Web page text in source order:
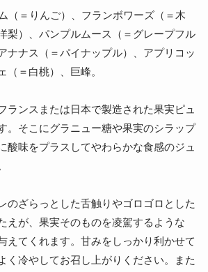
（＝りんご）、フランボワーズ（＝木
梨）、パンプルムース（＝グレープフル
ナナス（＝パイナップル）、アプリコッ
（＝白桃）、巨峰。
ランスまたは日本で製造された果実ピュ
。そこにグラニュー糖や果実のシラップ
酸味をプラスしてやわらかな食感のジュ
のざらっとした舌触りやゴロゴロとした
えが、果実そのものを凌駕するような
えてくれます。甘みをしっかり利かせて
く冷やしてお召し上がりください。また